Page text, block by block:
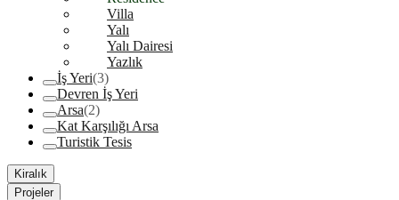
Villa
Yalı
Yalı Dairesi
Yazlık
İş Yeri(3)
Devren İş Yeri
Arsa(2)
Kat Karşılığı Arsa
Turistik Tesis
Kiralık
Projeler